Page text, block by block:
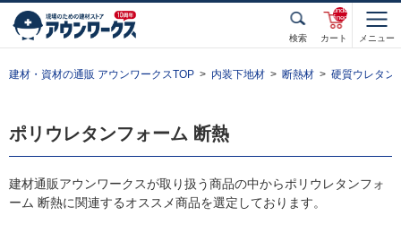
検索 カート
unde
fined
メニュー
建材・資材の通販 アウンワークスTOP 内装下地材 断熱材 硬質ウレタン
ポリウレタンフォーム 断熱
建材通販アウンワークスが取り扱う商品の中からポリウレタンフォ
ーム 断熱に関連するオススメ商品を選定しております。